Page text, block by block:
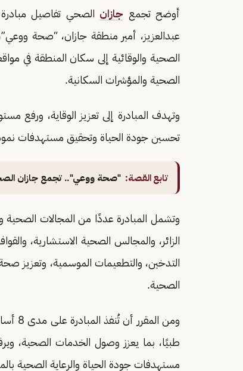
أوضح تجمع جازان الصحي تفاصيل
عبدالعزيز، أمير منطقة جازان، “صحة
الصحية والوقائية إلى سكان المنطقة في
الصحية والمؤشرات السكانية.
وتهدف المبادرة إلى تعزيز الوقاية، ورفع
تحسين جودة الحياة وتحقيق مستهدفات
تابع القصة: "صحة ووعي".. تجمع جازان الصحي
وتشمل المبادرة عددًا من المجالات الصحية
الزائر، والمجالس الصحية الاستشارية،
التدخين، والتطعيمات الموسمية، وتعزيز صحة
الصحية.
طبيًا، بما يعزز وصول الخدمات الصحية،
مستهدفات جودة الحياة والرعاية الصحية